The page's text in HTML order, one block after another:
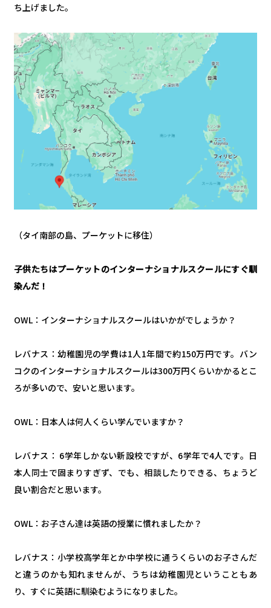
ち上げました。
（タイ南部の島、プーケットに移住）
子供たちはプーケットのインターナショナルスクールにすぐ馴
染んだ！
OWL：インターナショナルスクールはいかがでしょうか？
レバナス：幼稚園児の学費は1人1年間で約150万円です。バン
コクのインターナショナルスクールは300万円くらいかかるとこ
ろが多いので、安いと思います。
OWL：日本人は何人くらい学んでいますか？
レバナス： 6学年しかない新設校ですが、6学年で4人です。日
本人同士で固まりすぎず、でも、相談したりできる、ちょうど
良い割合だと思います。
OWL：お子さん達は英語の授業に慣れましたか？
レバナス：小学校高学年とか中学校に通うくらいのお子さんだ
と違うのかも知れませんが、うちは幼稚園児ということもあ
り、すぐに英語に馴染むようになりました。